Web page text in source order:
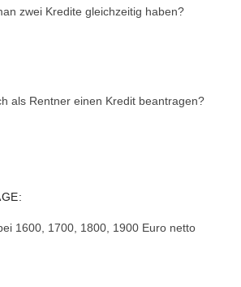
zwei Kredite gleichzeitig haben?
als Rentner einen Kredit beantragen?
1600, 1700, 1800, 1900 Euro netto